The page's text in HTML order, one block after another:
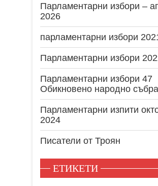
Парламентарни избори –
2026
парламентарни избори
Парламентарни избори
Парламентарни избори 47
Обикновено народно
Парламентарни изпити
2024
Писатели от Троян
ЕТИКЕТИ